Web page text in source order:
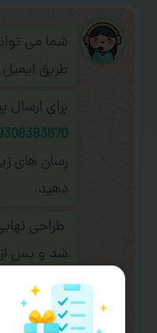
شما می
طریق
برای ارسال
رسان های
دهید.
طراحی
شد و پس
در صورت
کردن متن